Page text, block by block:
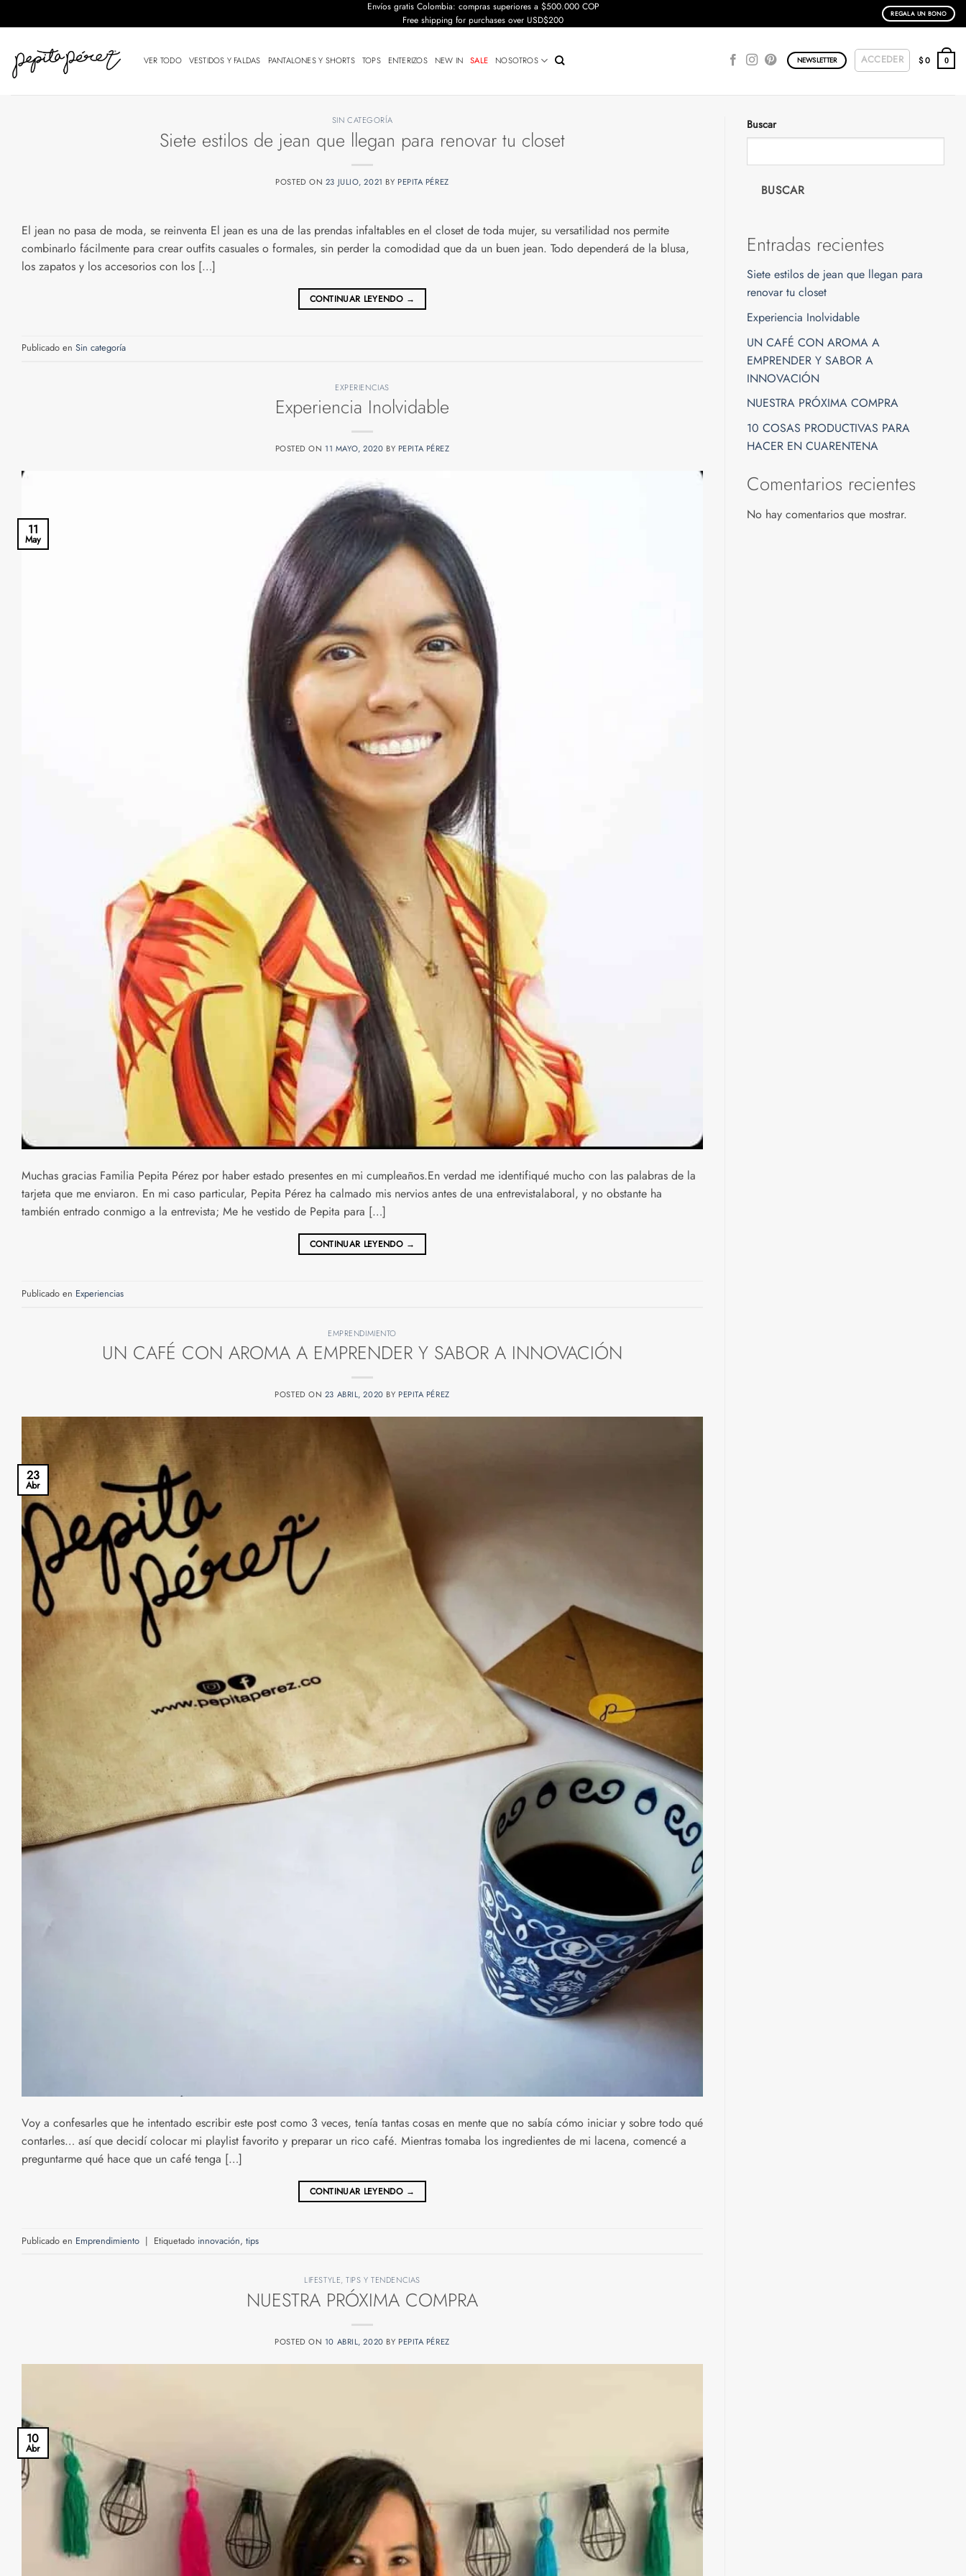
al
Envíos gratis Colombia: compras superiores a $500.000 COP
Free shipping for purchases over USD$200
REGALA UN BONO
VER TODO VESTIDOS Y FALDAS PANTALONES Y SHORTS TOPS ENTERIZOS NEW IN SALE NOSOTROS NEWSLETTER ACCEDER $0 0
SIN CATEGORÍA
Siete estilos de jean que llegan para renovar tu closet
POSTED ON 23 JULIO, 2021 BY PEPITA PÉREZ
El jean no pasa de moda, se reinventa El jean es una de las prendas infaltables en el closet de toda mujer, su versatilidad nos permite
combinarlo fácilmente para crear outfits casuales o formales, sin perder la comodidad que da un buen jean. Todo dependerá de la blusa,
los zapatos y los accesorios con los […]
CONTINUAR LEYENDO →
Publicado en Sin categoría
EXPERIENCIAS
Experiencia Inolvidable
POSTED ON 11 MAYO, 2020 BY PEPITA PÉREZ
11
May
Muchas gracias Familia Pepita Pérez por haber estado presentes en mi cumpleaños.En verdad me identifiqué mucho con las palabras de la
tarjeta que me enviaron. En mi caso particular, Pepita Pérez ha calmado mis nervios antes de una entrevistalaboral, y no obstante ha
también entrado conmigo a la entrevista; Me he vestido de Pepita para […]
CONTINUAR LEYENDO →
Publicado en Experiencias
EMPRENDIMIENTO
UN CAFÉ CON AROMA A EMPRENDER Y SABOR A INNOVACIÓN
POSTED ON 23 ABRIL, 2020 BY PEPITA PÉREZ
23
Abr
Voy a confesarles que he intentado escribir este post como 3 veces, tenía tantas cosas en mente que no sabía cómo iniciar y sobre todo qué
contarles… así que decidí colocar mi playlist favorito y preparar un rico café. Mientras tomaba los ingredientes de mi lacena, comencé a
preguntarme qué hace que un café tenga […]
CONTINUAR LEYENDO →
Publicado en Emprendimiento | Etiquetado innovación, tips
LIFESTYLE,TIPS Y TENDENCIAS
NUESTRA PRÓXIMA COMPRA
POSTED ON 10 ABRIL, 2020 BY PEPITA PÉREZ
10
Abr
Buscar
BUSCAR
Entradas recientes
Siete estilos de jean que llegan para
renovar tu closet
Experiencia Inolvidable
UN CAFÉ CON AROMA A
EMPRENDER Y SABOR A
INNOVACIÓN
NUESTRA PRÓXIMA COMPRA
10 COSAS PRODUCTIVAS PARA
HACER EN CUARENTENA
Comentarios recientes
No hay comentarios que mostrar.